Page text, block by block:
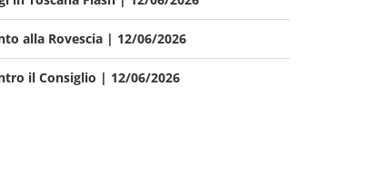
alla Rovescia | 12/06/2026
il Consiglio | 12/06/2026